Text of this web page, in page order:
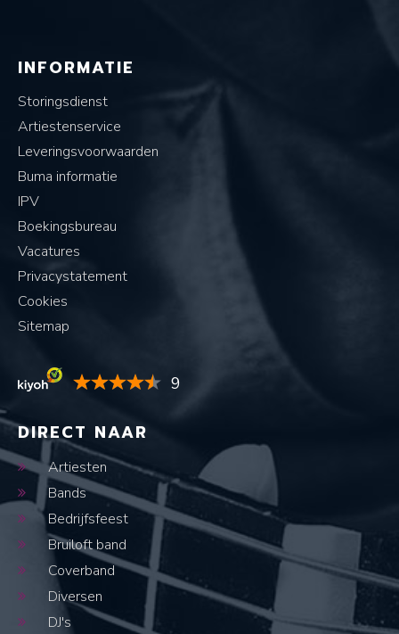
INFORMATIE
Storingsdienst
Artiestenservice
Leveringsvoorwaarden
Buma informatie
IPV
Boekingsbureau
Vacatures
Privacystatement
Cookies
Sitemap
9
DIRECT NAAR
Artiesten
Bands
Bedrijfsfeest
Bruiloft band
Coverband
Diversen
DJ's